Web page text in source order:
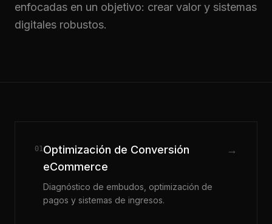
enfocadas en un objetivo: crear valor y sistemas
digitales robustos.
01Optimización de Conversión
eCommerce
Diagnóstico de embudos, optimización de
pagos y sistemas de ingresos.
→